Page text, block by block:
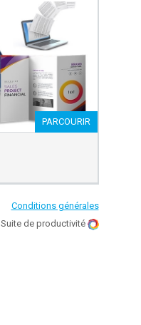
PARCOURIR
Conditions générales
Suite de productivité